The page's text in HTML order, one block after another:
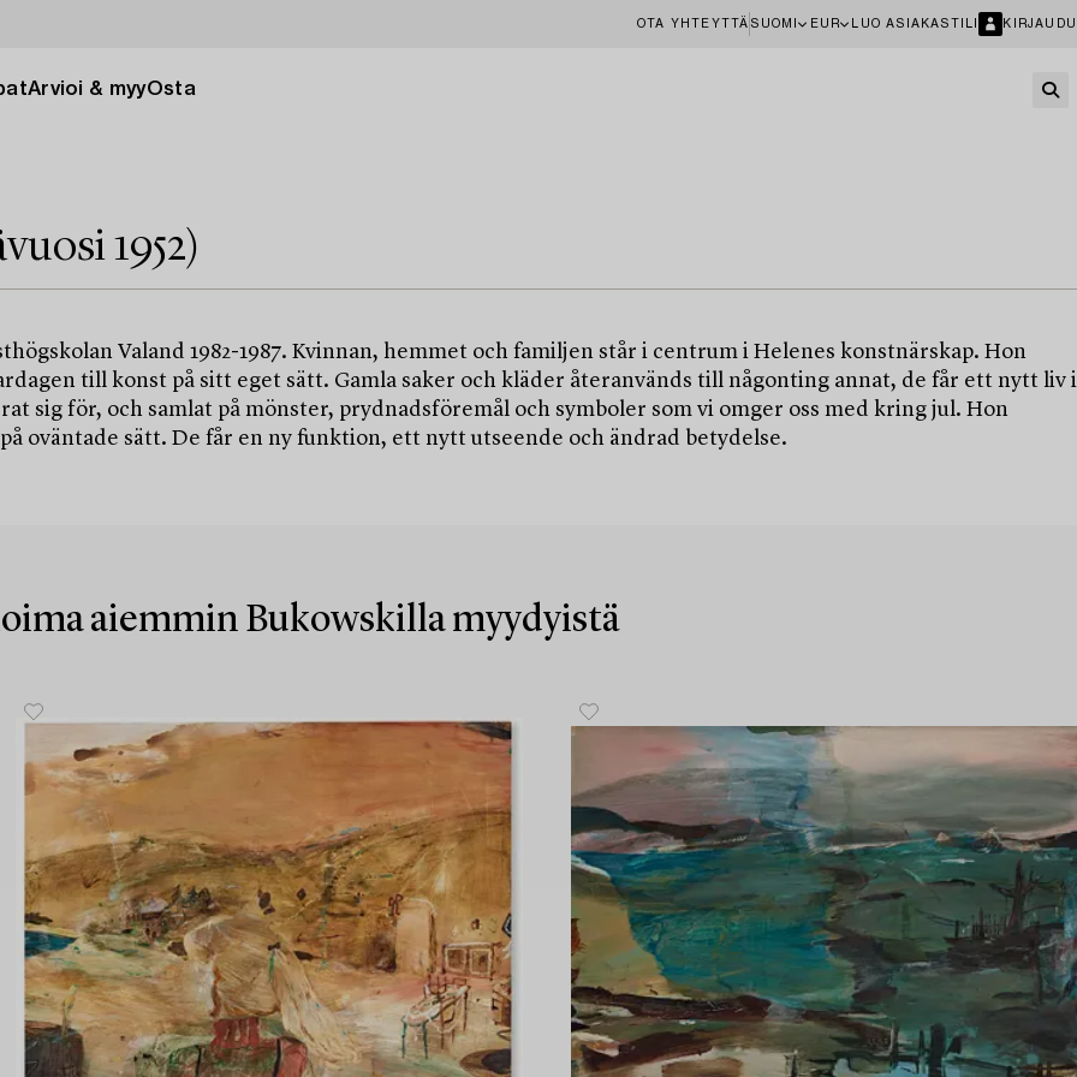
OTA YHTEYTTÄ SUOMI EUR LUO ASIAKASTILI KIRJAUDU
Arvioi & myyOsta
1952)
Valand 1982-1987. Kvinnan, hemmet och familjen står i centrum i Helenes konstnärskap. Hon
till konst på sitt eget sätt. Gamla saker och kläder återanvänds till någonting annat, de får ett nytt liv i
sig för, och samlat på mönster, prydnadsföremål och symboler som vi omger oss med kring jul. Hon
oväntade sätt. De får en ny funktion, ett nytt utseende och ändrad betydelse.
aiemmin Bukowskilla myydyistä